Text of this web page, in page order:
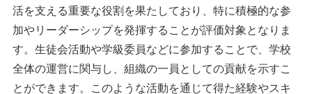
活を支える重要な役割を果たしており、特に積極的な参
加やリーダーシップを発揮することが評価対象となりま
す。生徒会活動や学級委員などに参加することで、学校
全体の運営に関与し、組織の一員としての貢献を示すこ
とができます。このような活動を通じて得た経験やスキ